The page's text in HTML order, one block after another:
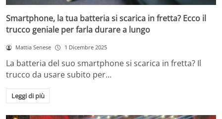
Smartphone, la tua batteria si scarica in fretta? Ecco il
trucco geniale per farla durare a lungo
Mattia Senese 1 Dicembre 2025
La batteria del suo smartphone si scarica in fretta? Il
trucco da usare subito per…
Leggi di più